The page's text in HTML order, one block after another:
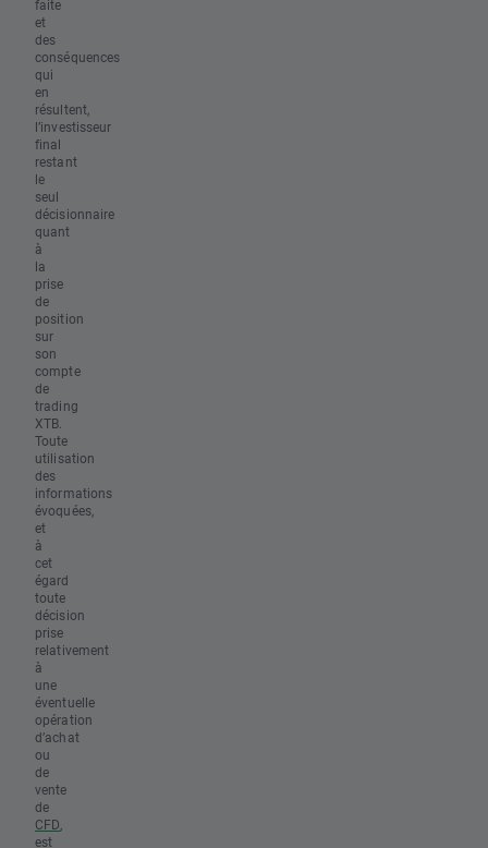
faite
et
des
conséquences
qui
en
résultent,
l’investisseur
final
restant
le
seul
décisionnaire
quant
à
la
prise
de
position
sur
son
compte
de
trading
XTB.
Toute
utilisation
des
informations
évoquées,
et
à
cet
égard
toute
décision
prise
relativement
à
une
éventuelle
opération
d’achat
ou
de
vente
de
CFD
est